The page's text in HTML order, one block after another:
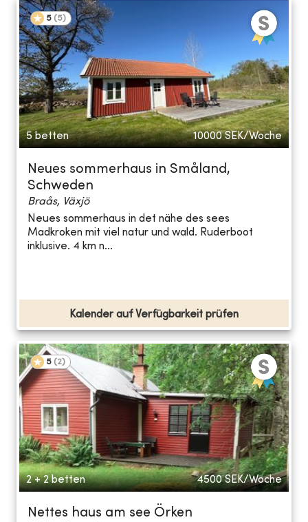
5 (5)
5 betten 10000 SEK/Woche
Neues sommerhaus in Småland,
Schweden
Braås, Växjö
Neues sommerhaus in det nähe des sees
Madkroken mit viel natur und wald. Ruderboot
inklusive. 4 km n...
Kalender auf Verfügbarkeit prüfen
5 (2)
2 + 2 betten 4500 SEK/Woche
Nettes haus am see Örken